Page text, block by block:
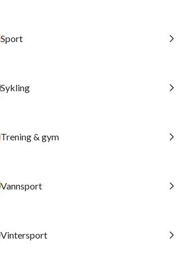
Sport
Sykling
Trening & gym
Vannsport
Vintersport